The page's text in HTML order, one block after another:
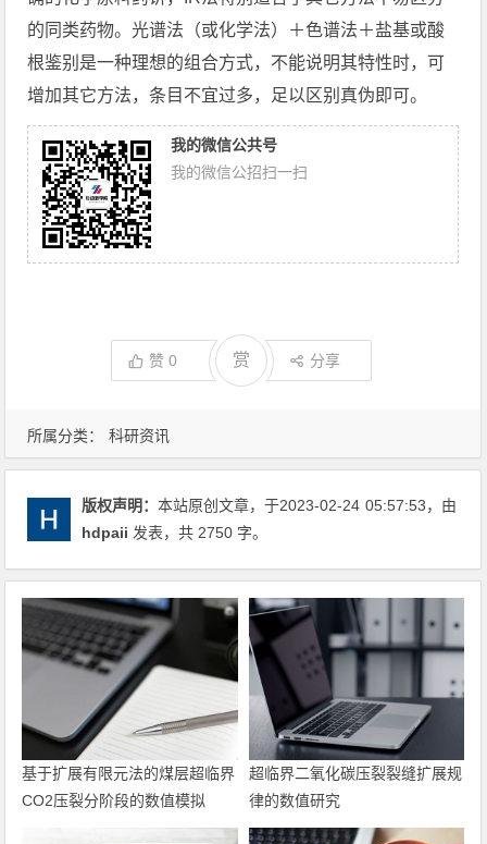
所属分类： 科研资讯
的同类药物。光谱法（或化学法）＋色谱法＋盐基或酸
根鉴别是一种理想的组合方式，不能说明其特性时，可
增加其它方法，条目不宜过多，足以区别真伪即可。
我的微信公共号
我的微信公招扫一扫
赞0 赏 分享
版权声明：本站原创文章，于2023-02-24 05:57:53，由
hdpaii 发表，共 2750 字。
基于扩展有限元法的煤层超临界
CO2压裂分阶段的数值模拟
超临界二氧化碳压裂裂缝扩展规
律的数值研究